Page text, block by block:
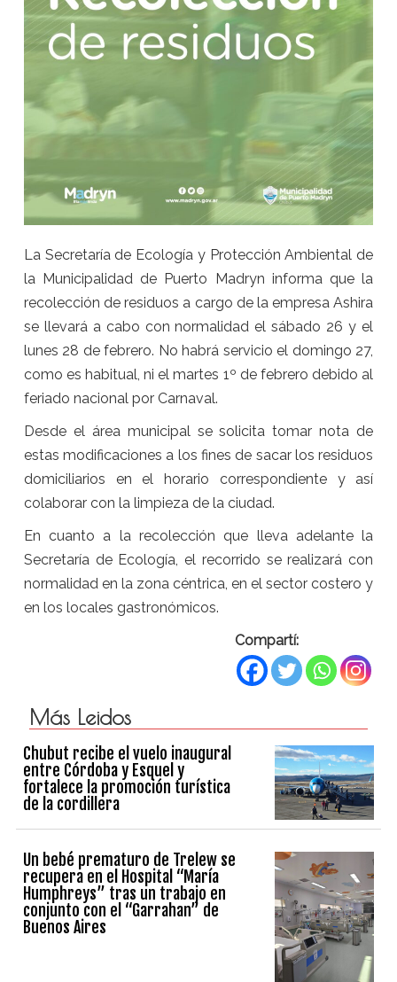
La Secretaría de Ecología y Protección Ambiental de
la Municipalidad de Puerto Madryn informa que la
recolección de residuos a cargo de la empresa Ashira
se llevará a cabo con normalidad el sábado 26 y el
lunes 28 de febrero. No habrá servicio el domingo 27,
como es habitual, ni el martes 1º de febrero debido al
feriado nacional por Carnaval.
Desde el área municipal se solicita tomar nota de
estas modificaciones a los fines de sacar los residuos
domiciliarios en el horario correspondiente y así
colaborar con la limpieza de la ciudad.
En cuanto a la recolección que lleva adelante la
Secretaría de Ecología, el recorrido se realizará con
normalidad en la zona céntrica, en el sector costero y
en los locales gastronómicos.
Compartí:
Más Leidos
Chubut recibe el vuelo inaugural
entre Córdoba y Esquel y
fortalece la promoción turística
de la cordillera
Un bebé prematuro de Trelew se
recupera en el Hospital “María
Humphreys” tras un trabajo en
conjunto con el “Garrahan” de
Buenos Aires